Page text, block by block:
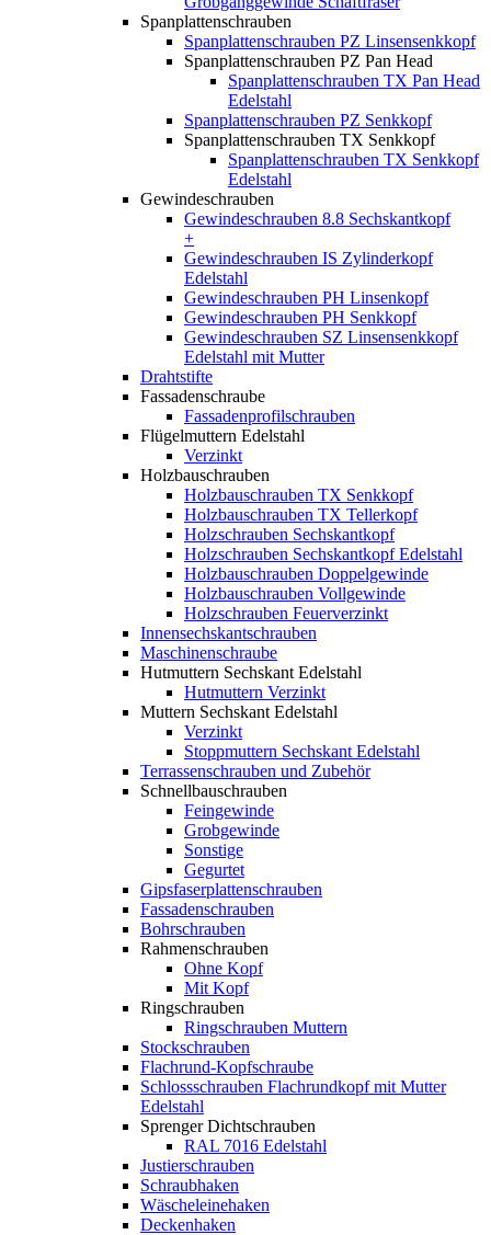
Spanplattenschrauben
Spanplattenschrauben PZ Linsensenkkopf
Spanplattenschrauben PZ Pan Head
Spanplattenschrauben TX Pan Head
Edelstahl
Spanplattenschrauben PZ Senkkopf
Spanplattenschrauben TX Senkkopf
Spanplattenschrauben TX Senkkopf
Edelstahl
Gewindeschrauben
Gewindeschrauben 8.8 Sechskantkopf
+
Gewindeschrauben IS Zylinderkopf
Edelstahl
Gewindeschrauben PH Linsenkopf
Gewindeschrauben PH Senkkopf
Gewindeschrauben SZ Linsensenkkopf
Edelstahl mit Mutter
Drahtstifte
Fassadenschraube
Fassadenprofilschrauben
Flügelmuttern Edelstahl
Verzinkt
Holzbauschrauben
Holzbauschrauben TX Senkkopf
Holzbauschrauben TX Tellerkopf
Holzschrauben Sechskantkopf
Holzschrauben Sechskantkopf Edelstahl
Holzbauschrauben Doppelgewinde
Holzbauschrauben Vollgewinde
Holzschrauben Feuerverzinkt
Innensechskantschrauben
Maschinenschraube
Hutmuttern Sechskant Edelstahl
Hutmuttern Verzinkt
Muttern Sechskant Edelstahl
Verzinkt
Stoppmuttern Sechskant Edelstahl
Terrassenschrauben und Zubehör
Schnellbauschrauben
Feingewinde
Grobgewinde
Sonstige
Gegurtet
Gipsfaserplattenschrauben
Fassadenschrauben
Bohrschrauben
Rahmenschrauben
Ohne Kopf
Mit Kopf
Ringschrauben
Ringschrauben Muttern
Stockschrauben
Flachrund-Kopfschraube
Schlossschrauben Flachrundkopf mit Mutter
Edelstahl
Sprenger Dichtschrauben
RAL 7016 Edelstahl
Justierschrauben
Schraubhaken
Wäscheleinehaken
Deckenhaken